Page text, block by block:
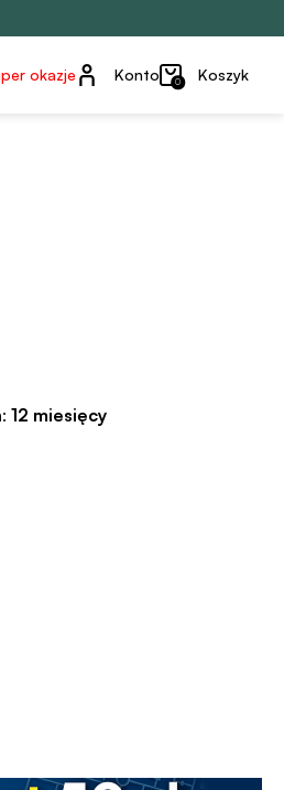
okazje Konto
Konto 0 Koszyk
12 miesięcy